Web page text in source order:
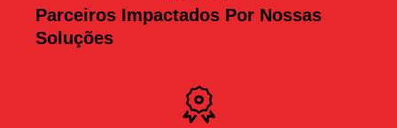
Parceiros Impactados Por Nossas
Soluções